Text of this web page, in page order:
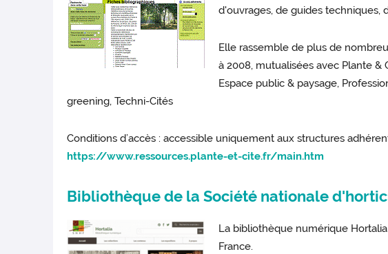
d'ouvrages, de guides techniques,
Elle rassemble de plus de
à 2008, mutualisées avec Plante
Espace public & paysage,
greening, Techni-Cités
Conditions d’accès : accessible uniquement aux structures
https://www.ressources.plante-et-cite.fr/main.htm
Bibliothèque de la Société nationale
La bibliothèque numérique
France.